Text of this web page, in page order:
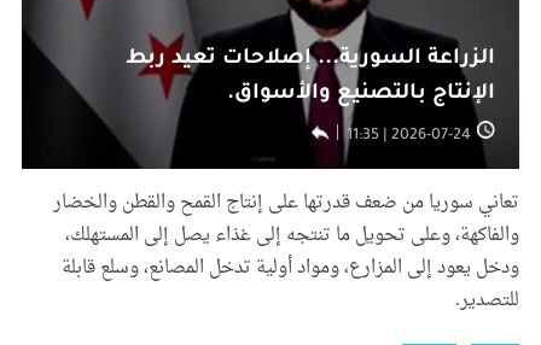
الزراعة السورية... إصلاحات تعيد ربط
الإنتاج بالتصنيع والأسواق.
2026-07-24 | 11:35
تعاني سوريا من ضعف قدرتها على إنتاج القمح والقطن والخضار
والفاكهة، وعلى تحويل ما تنتجه إلى غذاء يصل إلى المستهلك،
ودخل يعود إلى المزارع، ومواد أولية تدخل المصانع، وسلع قابلة
للتصدير.